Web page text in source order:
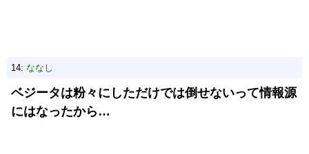
14: ななし
ベジータは粉々にしただけでは倒せないって情報源
にはなったから…